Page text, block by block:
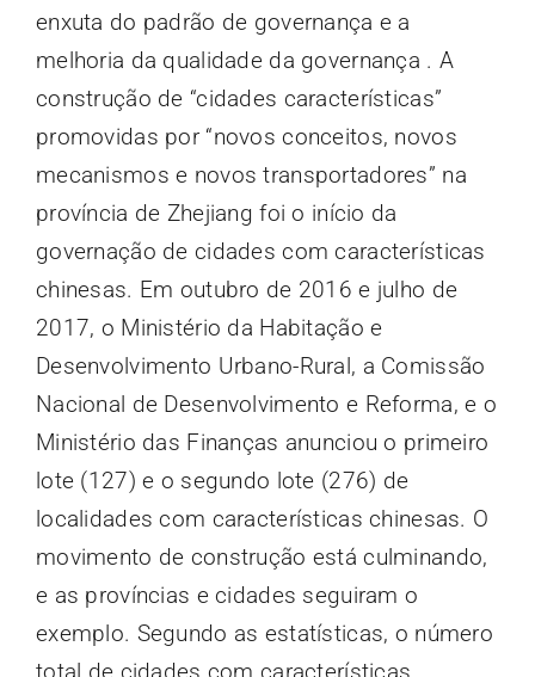
enxuta do padrão de governança e a
melhoria da qualidade da governança . A
construção de “cidades características”
promovidas por “novos conceitos, novos
mecanismos e novos transportadores” na
província de Zhejiang foi o início da
governação de cidades com características
chinesas. Em outubro de 2016 e julho de
2017, o Ministério da Habitação e
Desenvolvimento Urbano-Rural, a Comissão
Nacional de Desenvolvimento e Reforma, e o
Ministério das Finanças anunciou o primeiro
lote (127) e o segundo lote (276) de
localidades com características chinesas. O
movimento de construção está culminando,
e as províncias e cidades seguiram o
exemplo. Segundo as estatísticas, o número